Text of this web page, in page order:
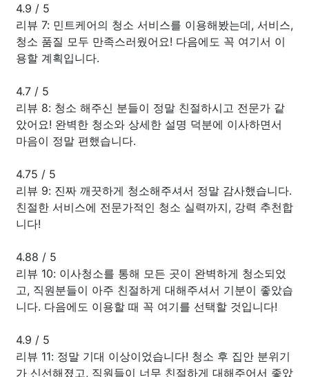
4.9 / 5
리뷰 7: 민트케어의 청소 서비스를 이용해봤는데, 서비스,
청소 품질 모두 만족스러웠어요! 다음에도 꼭 여기서 이
용할 계획입니다.
4.7 / 5
리뷰 8: 청소 해주신 분들이 정말 친절하시고 전문가 같
았어요! 완벽한 청소와 상세한 설명 덕분에 이사하면서
마음이 정말 편했습니다.
4.75 / 5
리뷰 9: 진짜 깨끗하게 청소해주셔서 정말 감사했습니다.
친절한 서비스에 전문가적인 청소 실력까지, 강력 추천합
니다!
4.88 / 5
리뷰 10: 이사청소를 통해 모든 곳이 완벽하게 청소되었
고, 직원분들이 아주 친절하게 대해주셔서 기분이 좋았습
니다. 다음에도 이용할 때 꼭 여기를 선택할 것입니다!
4.9 / 5
리뷰 11: 정말 기대 이상이었습니다! 청소 후 집안 분위기
가 신선해졌고, 직원들이 너무 친절하게 대해주어서 좋았